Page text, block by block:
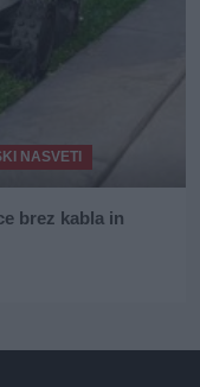
NASVETI
brez kabla in